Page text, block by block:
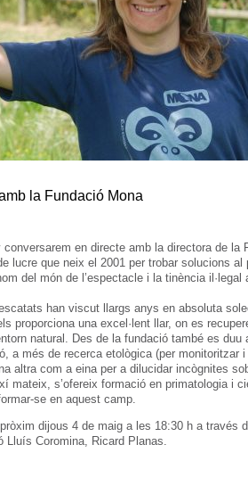
la Fundació Mona
en directe amb la directora de la
lucre que neix el 2001 per trobar solucions
del món de l’espectacle i la tinència il·legal
han viscut llargs anys en absoluta
proporciona una excel·lent llar, on es
natural. Des de la fundació també es duu
a més de recerca etològica (per monitoritzar
altra com a eina per a dilucidar incògnites
mateix, s’ofereix formació en primatologia i
se en aquest camp.
dijous 4 de maig a les 18:30 h a través
Lluís Coromina, Ricard Planas.